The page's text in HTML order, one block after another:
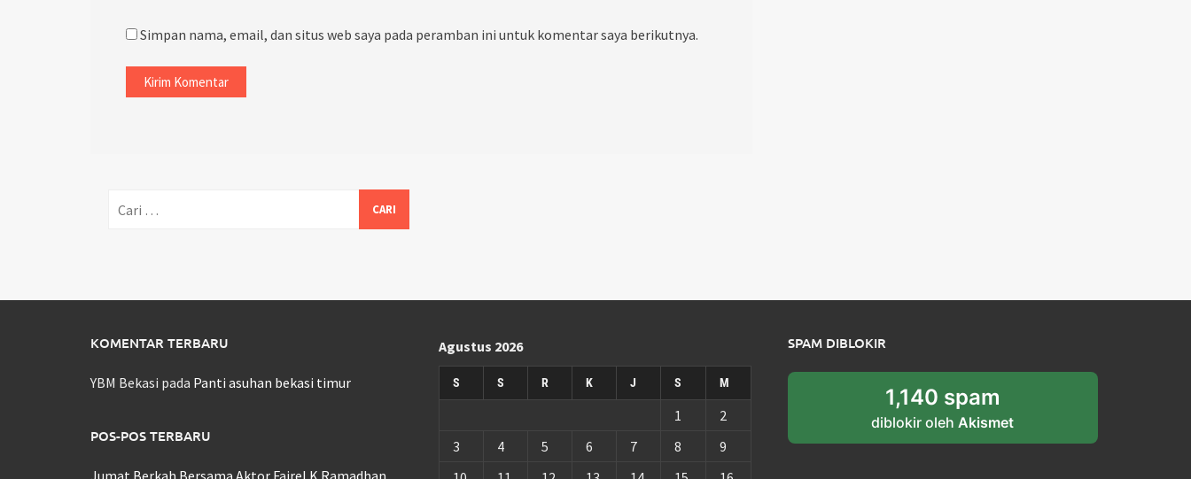
Simpan nama, email, dan situs web saya pada peramban ini untuk komentar saya berikutnya.
untuk:
KOMENTAR TERBARU
YBM Bekasi pada Panti asuhan bekasi timur
POS-POS TERBARU
Jumat Berkah Bersama Aktor Fairel K Ramadhan
Agustus 2026
S S R K J S M
1
2
3
4 5 6 7 8
9
SPAM DIBLOKIR
1,140 spam
diblokir olehAkismet